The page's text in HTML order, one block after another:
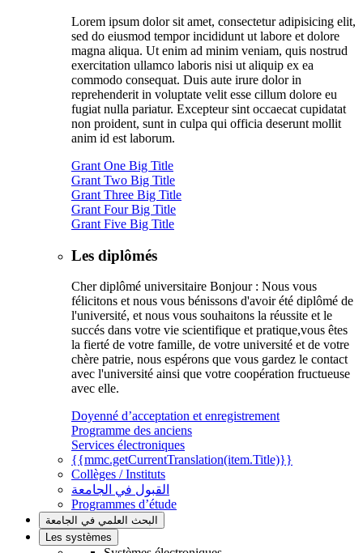
Lorem ipsum dolor sit amet, consectetur adipisicing elit,
sed do eiusmod tempor incididunt ut labore et dolore
magna aliqua. Ut enim ad minim veniam, quis nostrud
exercitation ullamco laboris nisi ut aliquip ex ea
commodo consequat. Duis aute irure dolor in
reprehenderit in voluptate velit esse cillum dolore eu
fugiat nulla pariatur. Excepteur sint occaecat cupidatat
non proident, sunt in culpa qui officia deserunt mollit
anim id est laborum.
Grant One Big Title
Grant Two Big Title
Grant Three Big Title
Grant Four Big Title
Grant Five Big Title
Les diplômés
Cher diplômé universitaire Bonjour : Nous vous
félicitons et nous vous bénissons d'avoir été diplômé de
l'université, et nous vous souhaitons la réussite et le
succés dans votre vie scientifique et pratique,vous êtes
la fierté de votre famille, de votre université et de votre
chère patrie, nous espérons que vous gardez le contact
avec l'université ainsi que votre coopération fructueuse
avec elle.
Doyenné d’acceptation et enregistrement
Programme des anciens
Services électroniques
{{mmc.getCurrentTranslation(item.Title)}}
Collèges / Instituts
القبول في الجامعة
Programmes d’étude
البحث العلمي في الجامعة
Les systèmes